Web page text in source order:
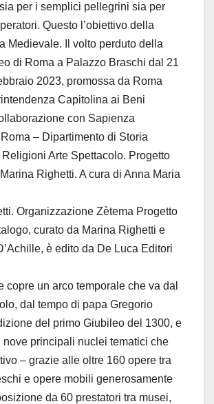
per i semplici pellegrini sia per
Questo l’obiettivo della
Medievale. Il volto perduto della
di Roma a Palazzo Braschi dal 21
2023, promossa da Roma
Capitolina ai Beni
con Sapienza
– Dipartimento di Storia
Arte Spettacolo. Progetto
Righetti. A cura di Anna Maria
Organizzazione Zètema Progetto
curato da Marina Righetti e
è edito da De Luca Editori
copre un arco temporale che va dal
dal tempo di papa Gregorio
del primo Giubileo del 1300, e
principali nuclei tematici che
– grazie alle oltre 160 opere tra
e opere mobili generosamente
da 60 prestatori tra musei,